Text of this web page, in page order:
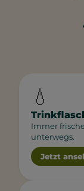
💧
Immer
unterwegs.
Jetzt